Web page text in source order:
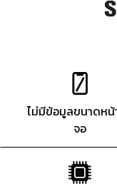
ไม่มีข้อมูลขนาดหน้
จอ